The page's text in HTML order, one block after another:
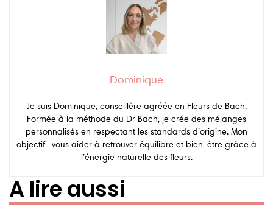
Dominique
Je suis Dominique, conseillère agréée en Fleurs de Bach.
Formée à la méthode du Dr Bach, je crée des mélanges
personnalisés en respectant les standards d’origine. Mon
objectif : vous aider à retrouver équilibre et bien-être grâce à
l’énergie naturelle des fleurs.
A lire aussi